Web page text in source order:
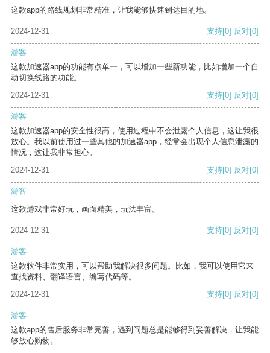
这款app的路线规划非常精准，让我能够快速到达目的地。
2024-12-31 支持[0] 反对[0]
游客
这款加速器app的功能有点单一，可以增加一些新功能，比如增加一个自
动切换线路的功能。
2024-12-31
支持[0] 反对[0]
游客
这款加速器app的安全性很高，使用过程中不会泄露个人信息，这让我很
放心。我以前使用过一些其他的加速器app，经常会出现个人信息泄露的
情况，这让我非常担心。
2024-12-31
支持[0] 反对[0]
游客
这款游戏非常好玩，画面精美，玩法丰富。
2024-12-31 支持[0] 反对[0]
游客
这款软件非常实用，可以帮助我解决很多问题。比如，我可以使用它来
查找资料、翻译语言、编写代码等。
2024-12-31
支持[0] 反对[0]
游客
这款app的售后服务非常完善，遇到问题总是能够得到妥善解决，让我能
够放心购物。